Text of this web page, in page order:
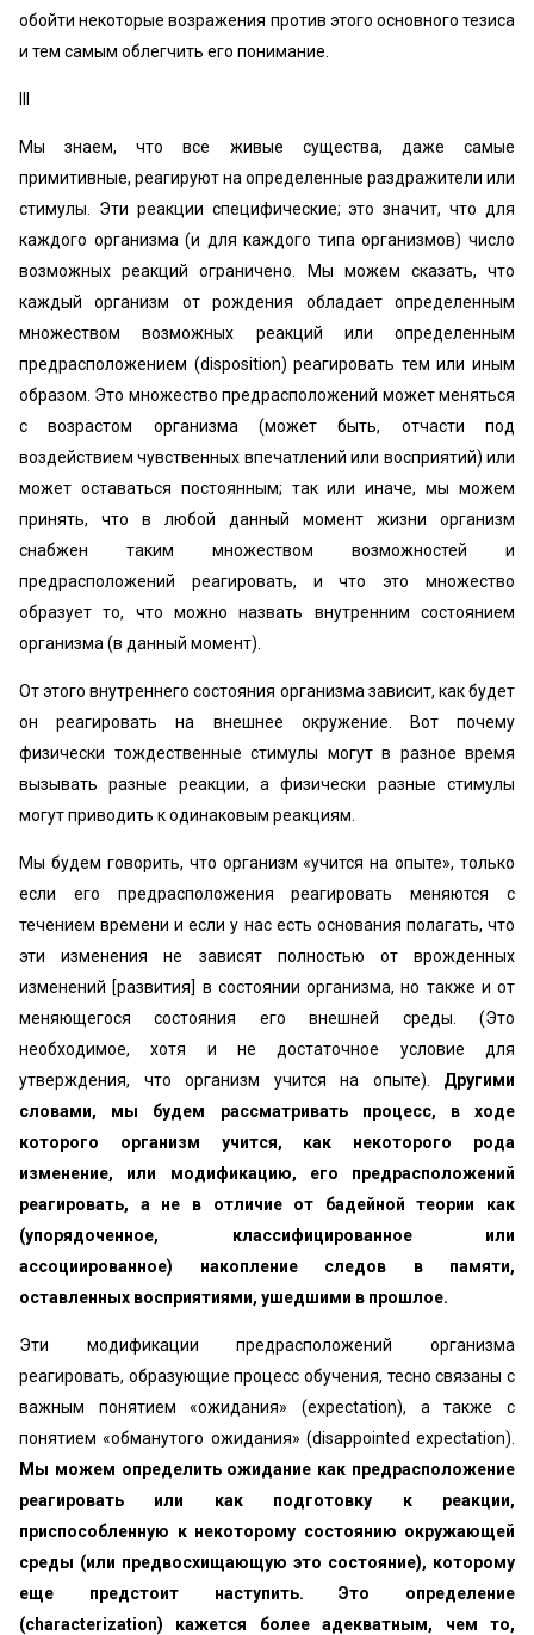
обойти некоторые возражения против этого основного тезиса
и тем самым облегчить его понимание.
Мы знаем, что все живые существа, даже самые
примитивные, реагируют на определенные раздражители или
стимулы. Эти реакции специфические; это значит, что для
каждого организма (и для каждого типа организмов) число
возможных реакций ограничено. Мы можем сказать, что
каждый организм от рождения обладает определенным
множеством возможных реакций или определенным
предрасположением (disposition) реагировать тем или иным
образом. Это множество предрасположений может меняться
с возрастом организма (может быть, отчасти под
воздействием чувственных впечатлений или восприятий) или
может оставаться постоянным; так или иначе, мы можем
принять, что в любой данный момент жизни организм
снабжен таким множеством возможностей и
предрасположений реагировать, и что это множество
образует то, что можно назвать внутренним состоянием
организма (в данный момент).
От этого внутреннего состояния организма зависит, как будет
он реагировать на внешнее окружение. Вот почему
физически тождественные стимулы могут в разное время
вызывать разные реакции, а физически разные стимулы
могут приводить к одинаковым реакциям.
Мы будем говорить, что организм «учится на опыте», только
если его предрасположения реагировать меняются с
течением времени и если у нас есть основания полагать, что
эти изменения не зависят полностью от врожденных
изменений [развития] в состоянии организма, но также и от
меняющегося состояния его внешней среды. (Это
необходимое, хотя и не достаточное условие для
утверждения, что организм учится на опыте). Другими
словами, мы будем рассматривать процесс, в ходе
которого организм учится, как некоторого рода
изменение, или модификацию, его предрасположений
реагировать, а не в отличие от бадейной теории как
(упорядоченное, классифицированное или
ассоциированное) накопление следов в памяти,
оставленных восприятиями, ушедшими в прошлое.
Эти модификации предрасположений организма
реагировать, образующие процесс обучения, тесно связаны с
важным понятием «ожидания» (expectation), а также с
понятием «обманутого ожидания» (disappointed expectation).
Мы можем определить ожидание как предрасположение
реагировать или как подготовку к реакции,
приспособленную к некоторому состоянию окружающей
среды (или предвосхищающую это состояние), которому
еще предстоит наступить. Это определение
(characterization) кажется более адекватным, чем то,